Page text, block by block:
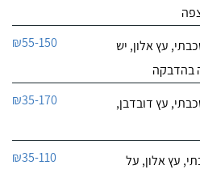
עץ אלון, יש
בהדבקה
₪55-150
עץ דובדבן,
₪35-170
עץ אלון, על
₪35-110